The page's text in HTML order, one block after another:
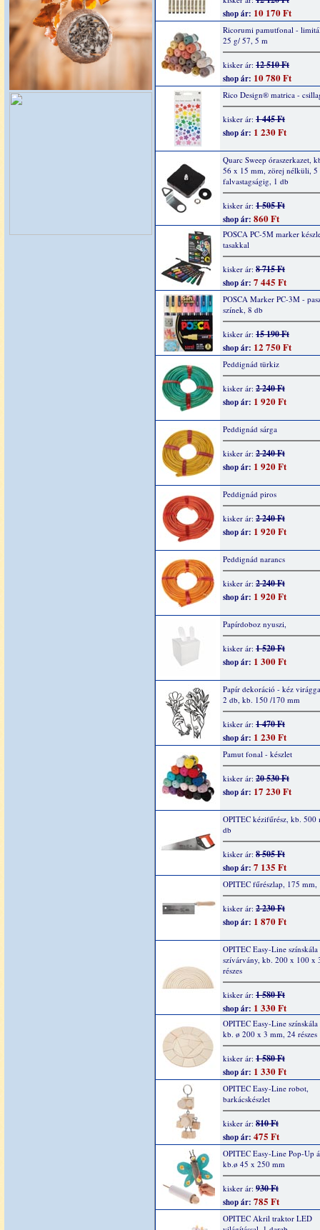
shop ár: 10 170 Ft
Ricorumi pamutfonal -
25 g/ 57, 5 m
kisker ár: 12 510 Ft
shop ár: 10 780 Ft
Rico Design® matrica -
kisker ár: 1 445 Ft
shop ár: 1 230 Ft
Quarc Sweep óraszerkazet,
56 x 15 mm, zörej nélküli, 5
falvastagságig, 1 db
kisker ár: 1 505 Ft
shop ár: 860 Ft
POSCA PC-5M marker
tasakkal
kisker ár: 8 715 Ft
shop ár: 7 445 Ft
POSCA Marker PC-3M -
színek, 8 db
kisker ár: 15 190 Ft
shop ár: 12 750 Ft
Peddignád türkiz
kisker ár: 2 240 Ft
shop ár: 1 920 Ft
Peddignád sárga
kisker ár: 2 240 Ft
shop ár: 1 920 Ft
Peddignád piros
kisker ár: 2 240 Ft
shop ár: 1 920 Ft
Peddignád narancs
kisker ár: 2 240 Ft
shop ár: 1 920 Ft
Papírdoboz nyuszi,
kisker ár: 1 520 Ft
shop ár: 1 300 Ft
Papír dekoráció - kéz
2 db, kb. 150 /170 mm
kisker ár: 1 470 Ft
shop ár: 1 230 Ft
Pamut fonal - készlet
kisker ár: 20 530 Ft
shop ár: 17 230 Ft
OPITEC kézifűrész, kb. 500
db
kisker ár: 8 505 Ft
shop ár: 7 135 Ft
OPITEC fűrészlap, 175 mm,
kisker ár: 2 230 Ft
shop ár: 1 870 Ft
OPITEC Easy-Line színskála
szívárvány, kb. 200 x 100 x
részes
kisker ár: 1 580 Ft
shop ár: 1 330 Ft
OPITEC Easy-Line
kb. ø 200 x 3 mm, 24 részes
kisker ár: 1 580 Ft
shop ár: 1 330 Ft
OPITEC Easy-Line robot,
barkácskészlet
kisker ár: 810 Ft
shop ár: 475 Ft
OPITEC Easy-Line Pop-Up
kb.ø 45 x 250 mm
kisker ár: 930 Ft
shop ár: 785 Ft
OPITEC Akril traktor LED